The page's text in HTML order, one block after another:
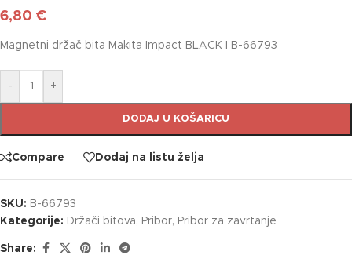
6,80 €
Magnetni držač bita Makita Impact BLACK I B-66793
- +
DODAJ U KOŠARICU
Compare Dodaj na listu želja
SKU: B-66793
Kategorije: Držači bitova, Pribor, Pribor za zavrtanje
Share: